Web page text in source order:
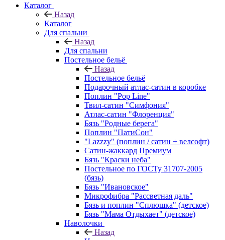
Каталог
Назад
Каталог
Для спальни
Назад
Для спальни
Постельное бельё
Назад
Постельное бельё
Подарочный атлас-сатин в коробке
Поплин "Pop Line"
Твил-сатин "Симфония"
Атлас-сатин "Флоренция"
Бязь "Родные берега"
Поплин "ПатиСон"
"Lazzzy" (поплин / сатин + велсофт)
Сатин-жаккард Премиум
Бязь "Краски неба"
Постельное по ГОСТу 31707-2005
(бязь)
Бязь "Ивановское"
Микрофибра "Рассветная даль"
Бязь и поплин "Сплюшка" (детское)
Бязь "Мама Отдыхает" (детское)
Наволочки
Назад